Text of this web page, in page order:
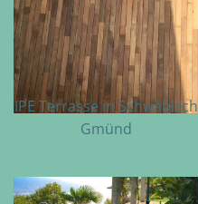
IPE Terrasse in Schwäbisch
Gmünd